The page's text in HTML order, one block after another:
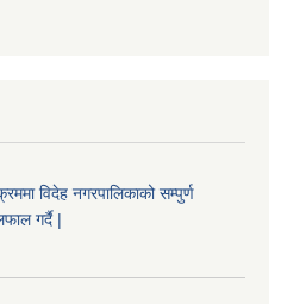
विदेह नगरपालिकाको सम्पुर्ण
गर्दै |